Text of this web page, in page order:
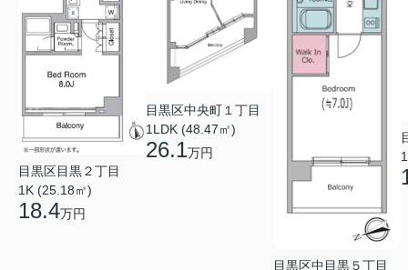
目黒区目黒２丁目
1K (25.18㎡)
18.4万円
目黒区中央町１丁目
1LDK (48.47㎡)
26.1万円
目黒区中目黒５丁目